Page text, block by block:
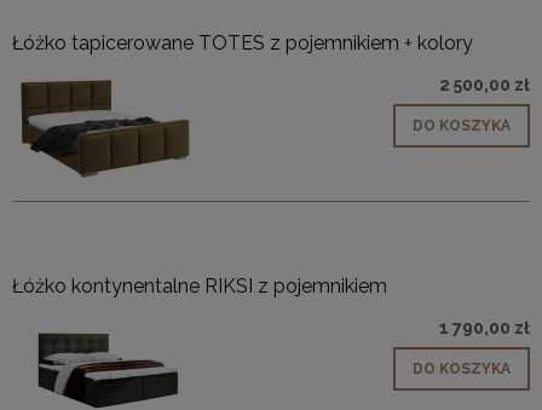
Łóżko tapicerowane TOTES z pojemnikiem + kolory
2 500,00 zł
DO KOSZYKA
Łóżko kontynentalne RIKSI z pojemnikiem
1 790,00 zł
DO KOSZYKA